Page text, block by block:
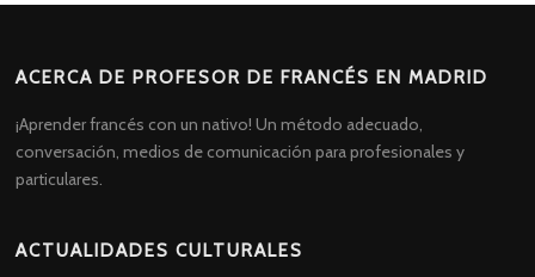
ACERCA DE PROFESOR DE FRANCÉS EN MADRID
¡Aprender francés con un nativo! Un método adecuado,
conversación, medios de comunicación para profesionales y
particulares.
ACTUALIDADES CULTURALES